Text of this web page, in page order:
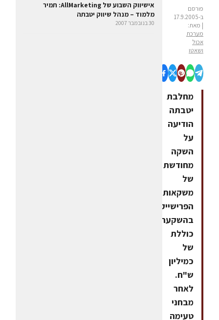
פורסם
ב-17.9.2005
| מאת:
מערכת
אכול
ושאטו
מחלבת
יטבתה
הודיעה
על
השקה
מחודשת
של
משקאות
הפרישייק
בהשקעה
כוללת
של
כמיליון
ש"ח.
לאחר
מבחני
טעימה
אישיווק השבוע של AllMarketing: תמיר
מלמוד – מנהל שיווק יטבתה
30 בנובמבר 2007